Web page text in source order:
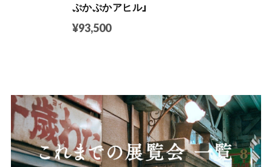
ぷかぷかアヒル」
¥93,500